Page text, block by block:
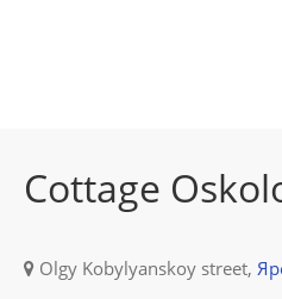
Cottage
Olgy Kobylyanskoy street,